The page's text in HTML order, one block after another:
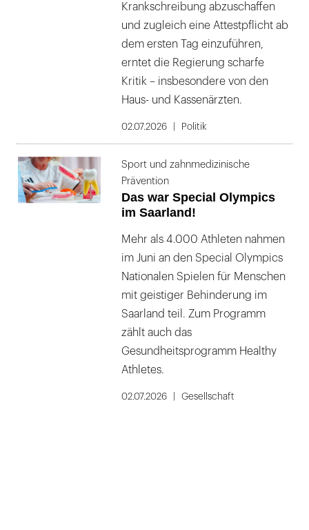
Krankschreibung abzuschaffen
und zugleich eine Attestpflicht ab
dem ersten Tag einzuführen,
erntet die Regierung scharfe
Kritik – insbesondere von den
Haus- und Kassenärzten.
02.07.2026 Politik
Sport und zahnmedizinische
Prävention
Das war Special Olympics
im Saarland!
Mehr als 4.000 Athleten nahmen
im Juni an den Special Olympics
Nationalen Spielen für Menschen
mit geistiger Behinderung im
Saarland teil. Zum Programm
zählt auch das
Gesundheitsprogramm Healthy
Athletes.
02.07.2026 Gesellschaft